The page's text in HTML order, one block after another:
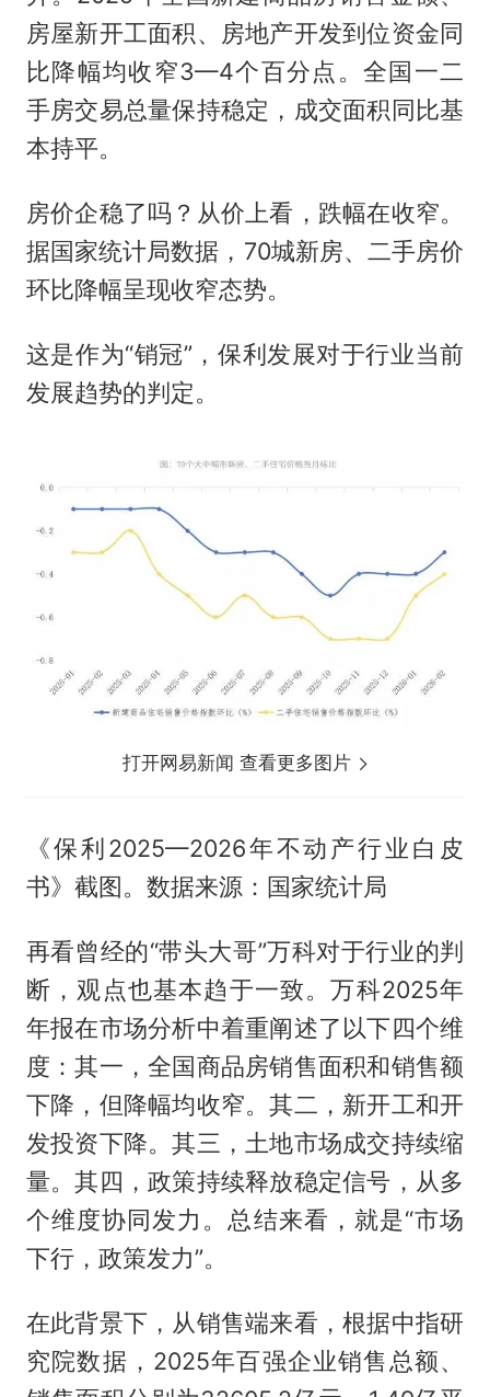
房屋新开工面积、房地产开发到位资金同
比降幅均收窄3—4个百分点。全国一二
手房交易总量保持稳定，成交面积同比基
本持平。
房价企稳了吗？从价上看，跌幅在收窄。
据国家统计局数据，70城新房、二手房价
环比降幅呈现收窄态势。
这是作为“销冠”，保利发展对于行业当前
发展趋势的判定。
打开网易新闻 查看更多图片
《保利2025—2026年不动产行业白皮
书》截图。数据来源：国家统计局
再看曾经的“带头大哥”万科对于行业的判
断，观点也基本趋于一致。万科2025年
年报在市场分析中着重阐述了以下四个维
度：其一，全国商品房销售面积和销售额
下降，但降幅均收窄。其二，新开工和开
发投资下降。其三，土地市场成交持续缩
量。其四，政策持续释放稳定信号，从多
个维度协同发力。总结来看，就是“市场
下行，政策发力”。
在此背景下，从销售端来看，根据中指研
究院数据，2025年百强企业销售总额、